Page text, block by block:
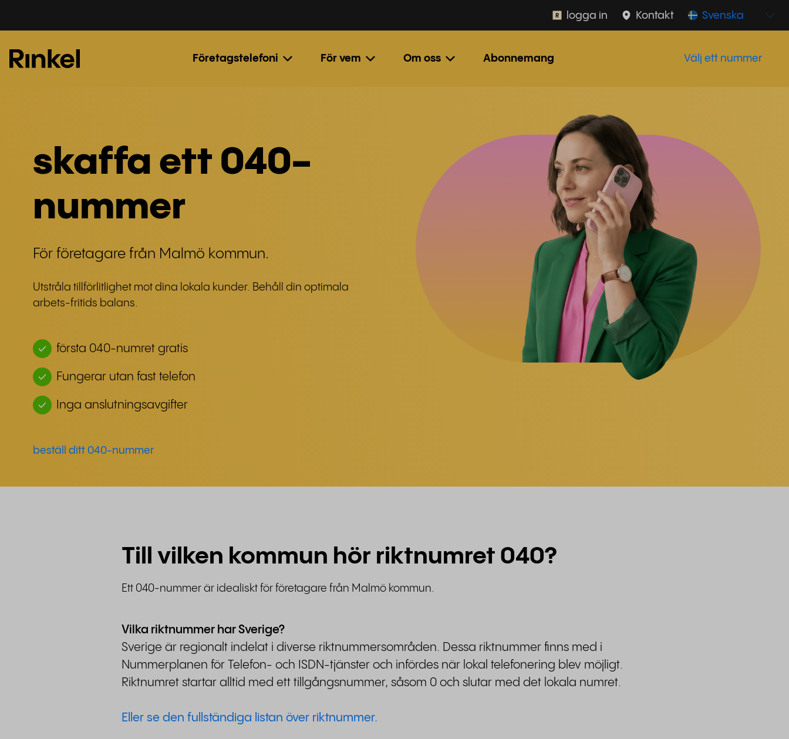
Företagstelefoni För vem Om oss Abonnemang
Svenska
Kontakt
logga in
Välj ett nummer
skaffa ett 040-
nummer
För företagare från Malmö kommun.
Utstråla tillförlitlighet mot dina lokala kunder. Behåll din optimala
arbets-fritids balans.
första 040-numret gratis
Fungerar utan fast telefon
Inga anslutningsavgifter
beställ ditt 040-nummer
Till vilken kommun hör riktnumret 040?
Ett 040-nummer är idealiskt för företagare från Malmö kommun.
Vilka riktnummer har Sverige?
Sverige är regionalt indelat i diverse riktnummersområden. Dessa riktnummer finns med i
Nummerplanen för Telefon- och ISDN-tjänster och infördes när lokal telefonering blev möjligt.
Riktnumret startar alltid med ett tillgångsnummer, såsom 0 och slutar med det lokala numret.
Eller se den fullständiga listan över riktnummer.